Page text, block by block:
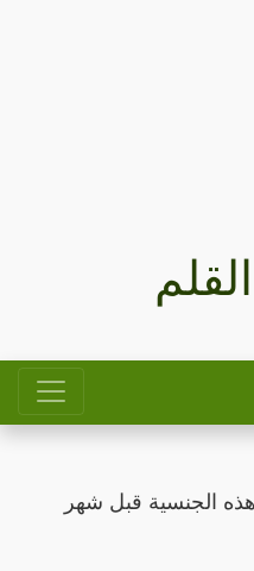
هذه الجنسية قبل شهر